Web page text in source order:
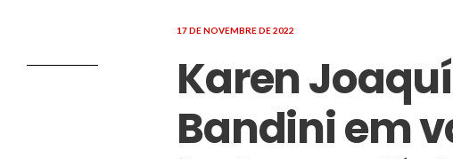
17 DE NOVEMBRE DE 2022
Karen
Bandini em